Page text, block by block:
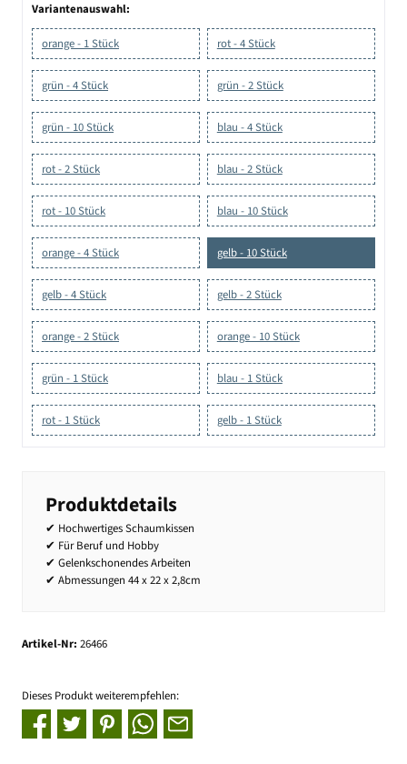
Variantenauswahl:
orange - 1 Stück rot - 4 Stück
grün - 4 Stück grün - 2 Stück
grün - 10 Stück blau - 4 Stück
rot - 2 Stück blau - 2 Stück
rot - 10 Stück blau - 10 Stück
orange - 4 Stück gelb - 10 Stück
gelb - 4 Stück gelb - 2 Stück
orange - 2 Stück orange - 10 Stück
grün - 1 Stück blau - 1 Stück
rot - 1 Stück gelb - 1 Stück
Produktdetails
✔ Hochwertiges Schaumkissen
✔ Für Beruf und Hobby
✔ Gelenkschonendes Arbeiten
✔ Abmessungen 44 x 22 x 2,8cm
Artikel-Nr: 26466
Dieses Produkt weiterempfehlen: